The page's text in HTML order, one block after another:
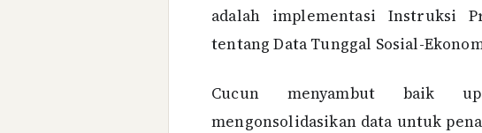
adalah implementasi Instruksi
tentang Data Tunggal Sosial-
Cucun menyambut baik
mengonsolidasikan data untuk